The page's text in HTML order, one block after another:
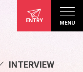
ENTRY MENU
INTERVIEW